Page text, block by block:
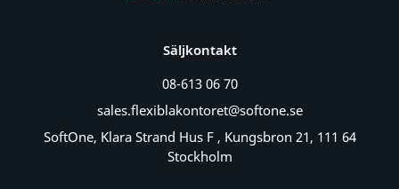
Säljkontakt
08-613 06 70
sales.flexiblakontoret@softone.se
SoftOne, Klara Strand Hus F , Kungsbron 21, 111 64
Stockholm